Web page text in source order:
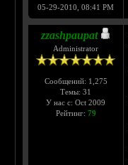
05-29-2010, 08:41 PM
zzashpaupat
Administrator
Сообщений: 1,275
Темы: 31
У нас с: Oct 2009
Рейтинг: 79